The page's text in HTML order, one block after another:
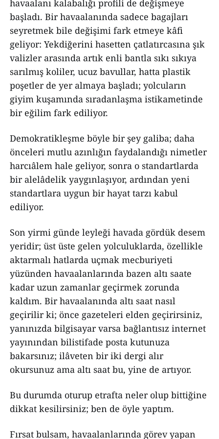
havaalanı kalabalığı profili de değişmeye
başladı. Bir havaalanında sadece bagajları
seyretmek bile değişimi fark etmeye kâfi
geliyor: Yekdiğerini hasetten çatlatırcasına şık
valizler arasında artık enli bantla sıkı sıkıya
sarılmış koliler, ucuz bavullar, hatta plastik
poşetler de yer almaya başladı; yolcuların
giyim kuşamında sıradanlaşma istikametinde
bir eğilim fark ediliyor.
Demokratikleşme böyle bir şey galiba; daha
önceleri mutlu azınlığın faydalandığı nimetler
harcıâlem hale geliyor, sonra o standartlarda
bir alelâdelik yaygınlaşıyor, ardından yeni
standartlara uygun bir hayat tarzı kabul
ediliyor.
Son yirmi günde leyleği havada gördük desem
yeridir; üst üste gelen yolculuklarda, özellikle
aktarmalı hatlarda uçmak mecburiyeti
yüzünden havaalanlarında bazen altı saate
kadar uzun zamanlar geçirmek zorunda
kaldım. Bir havaalanında altı saat nasıl
geçirilir ki; önce gazeteleri elden geçirirsiniz,
yanınızda bilgisayar varsa bağlantısız internet
yayınından bilistifade posta kutunuza
bakarsınız; ilâveten bir iki dergi alır
okursunuz ama altı saat bu, yine de artıyor.
Bu durumda oturup etrafta neler olup bittiğine
dikkat kesilirsiniz; ben de öyle yaptım.
Fırsat bulsam, havaalanlarında görev yapan